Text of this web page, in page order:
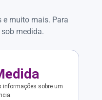
e muito mais. Para
medida.
informações sobre um